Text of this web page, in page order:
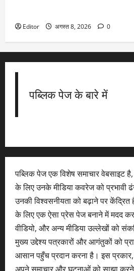
Editor अगस्त 8, 2026 0
पब्लिक पेज के बारे में
पब्लिक पेज एक विशेष समाचार वेबसाइट
के लिए उनके मीडिया कवरेज को प्रभावी
उनकी विश्वसनीयता को बढ़ाने पर केंद्रित
के लिए एक ऐसा प्रेस पेज बनाने में मदद
वीडियो, और अन्य मीडिया उल्लेखों को
मुख्य उद्देश्य पत्रकारों और आगंतुकों को
आसान पहुँच प्रदान करना है। इस